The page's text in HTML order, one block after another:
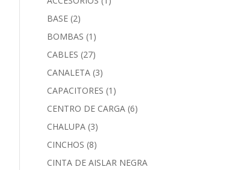
BASE (2)
BOMBAS (1)
CABLES (27)
CANALETA (3)
CAPACITORES (1)
CENTRO DE CARGA (6)
CHALUPA (3)
CINCHOS (8)
CINTA DE AISLAR NEGRA